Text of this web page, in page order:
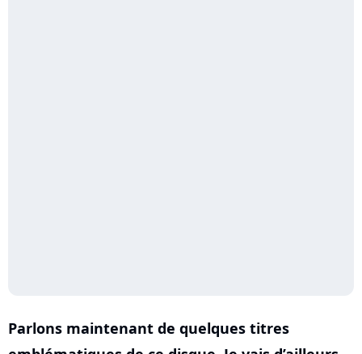
Parlons maintenant de quelques titres